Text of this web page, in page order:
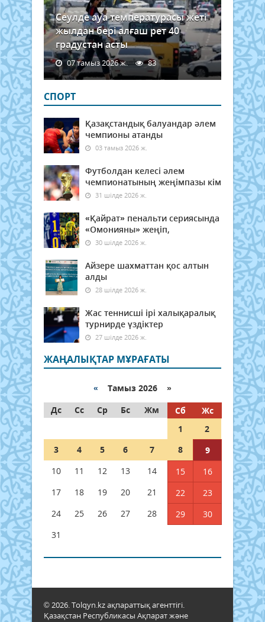
Сеулде ауа температурасы жеті
жылдан бері алғаш рет 40
градустан асты
07 тамыз 2026 ж. 83
СПОРТ
Қазақстандық балуандар әлем
чемпионы атанды
03 тамыз 2026 ж.
Футболдан келесі әлем
чемпионатының жеңімпазы кім
31 шілде 2026 ж.
«Қайрат» пенальти сериясында
«Омонияны» жеңіп,
30 шілде 2026 ж.
Айзере шахматтан қос алтын
алды
28 шілде 2026 ж.
Жас теннисші ірі халықаралық
турнирде үздіктер
27 шілде 2026 ж.
ЖАҢАЛЫҚТАР МҰРАҒАТЫ
« Тамыз 2026 »
Дс
Сс Ср Бс Жм Сб
Жс
1
2
3
4 5 6 7 8
9
10
11 12 13 14 15
16
17
18 19 20 21 22
23
24
25 26 27 28 29
30
31
© 2026. Tolqyn.kz ақпараттық агенттігі.
Қазақстан Республикасы Ақпарат және